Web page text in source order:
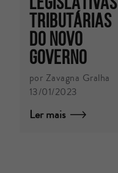
TRIBUTÁRIAS
DO NOVO
GOVERNO
por Zavagna Gralha
13/01/2023
Ler mais